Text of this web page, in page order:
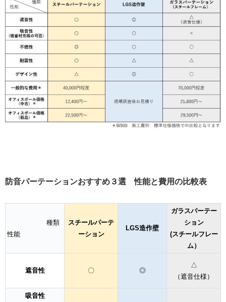
防音パーテーションおすすめ３選 性能と費用の比較表
種類
性能
スチールパーテ
ーション
LGS造作壁
ガラスパーテー
ション
(スチールフレー
ム）
遮音性 〇 ◎
△
（遮音仕様）
吸音性